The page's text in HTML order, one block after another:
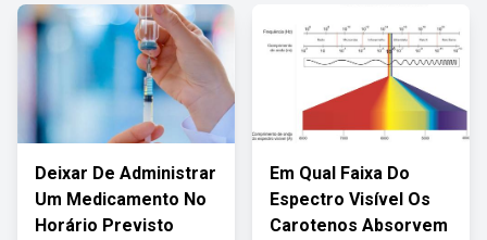
Deixar De Administrar
Um Medicamento No
Horário Previsto
Em Qual Faixa Do
Espectro Visível Os
Carotenos Absorvem